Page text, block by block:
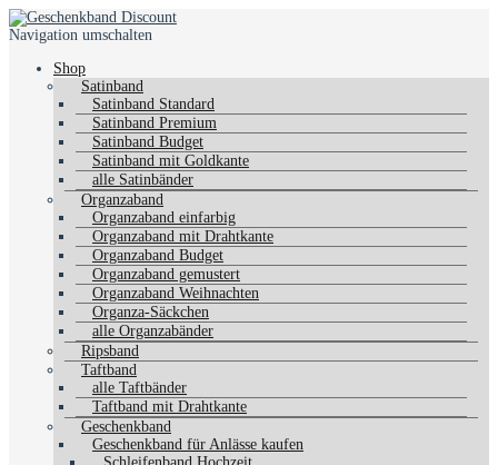
Navigation umschalten
Shop
Satinband
Satinband Standard
Satinband Premium
Satinband Budget
Satinband mit Goldkante
alle Satinbänder
Organzaband
Organzaband einfarbig
Organzaband mit Drahtkante
Organzaband Budget
Organzaband gemustert
Organzaband Weihnachten
Organza-Säckchen
alle Organzabänder
Ripsband
Taftband
alle Taftbänder
Taftband mit Drahtkante
Geschenkband
Geschenkband für Anlässe kaufen